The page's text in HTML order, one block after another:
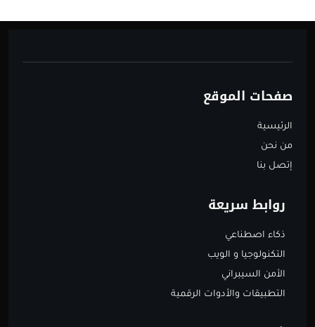
صفحات الموقع
الرئيسية
من نحن
إتصل بنا
روابط سريعة
ذكاء اصطناعي
التكنولوجيا و الويب
الأمن السيبراني
التطبيقات والأدوات الرقمية